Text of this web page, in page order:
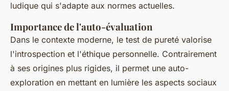
ludique qui s'adapte aux normes actuelles.
Importance de l'auto-évaluation
Dans le contexte moderne, le test de pureté valorise
l'introspection et l'éthique personnelle. Contrairement
à ses origines plus rigides, il permet une auto-
exploration en mettant en lumière les aspects sociaux